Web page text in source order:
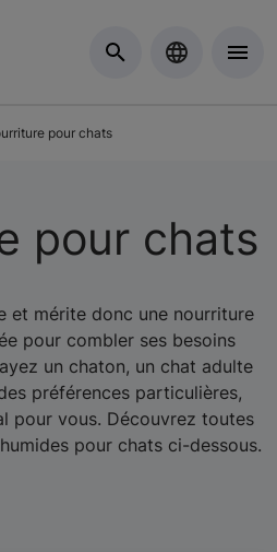
pour chats
pour chats
et mérite donc une nourriture
pour combler ses besoins
un chaton, un chat adulte
préférences particulières,
pour vous. Découvrez toutes
pour chats ci-dessous.